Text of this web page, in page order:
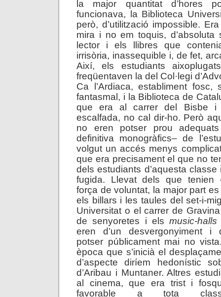
la major quantitat d’hores
funcionava, la Biblioteca
però, d’utilització impossible.
mira i no em toquis, d’absoluta
lector i els llibres que
irrisòria, inassequible i, de fet,
Així, els estudiants
freqüentaven la del Col·legi
Ca l’Ardiaca, establiment fosc,
fantasmal, i la Biblioteca de
que era al carrer del Bisbe i
escalfada, no cal dir-ho. Però
no eren potser prou
definitiva monogràfics– de
volgut un accés menys
que era precisament el que no
dels estudiants d’aquesta
fugida. Llevat dels que tenien
força de voluntat, la major part
els billars i les taules del set-i-
Universitat o el carrer de
de senyoretes i elsmusic-halls
eren d’un desvergonyiment i
potser públicament mai no
època que s’inicià el
d’aspecte diríem hedonístic
d’Aribau i Muntaner. Altres
al cinema, que era trist i
favorable a tota classe